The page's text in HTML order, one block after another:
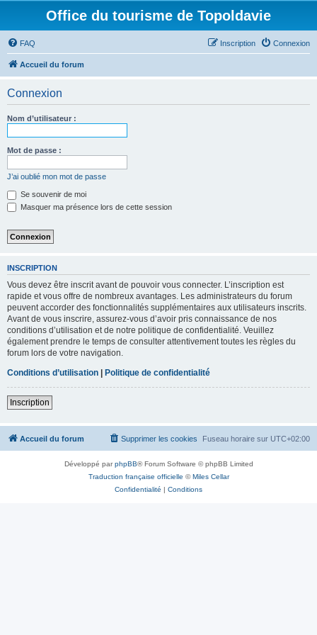
Office du tourisme de Topoldavie
FAQ Connexion
Inscription
Accueil du forum
Connexion
Nom d’utilisateur :
Mot de passe :
J’ai oublié mon mot de passe
Se souvenir de moi
Masquer ma présence lors de cette session
INSCRIPTION
Vous devez être inscrit avant de pouvoir vous connecter. L’inscription est
rapide et vous offre de nombreux avantages. Les administrateurs du forum
peuvent accorder des fonctionnalités supplémentaires aux utilisateurs inscrits.
Avant de vous inscrire, assurez-vous d’avoir pris connaissance de nos
conditions d’utilisation et de notre politique de confidentialité. Veuillez
également prendre le temps de consulter attentivement toutes les règles du
forum lors de votre navigation.
Conditions d’utilisation | Politique de confidentialité
Inscription
Accueil du forum Fuseau horaire sur UTC+02:00
Supprimer les cookies
Développé parphpBB® Forum Software © phpBB Limited
Traduction française officielle ©Miles Cellar
Confidentialité | Conditions